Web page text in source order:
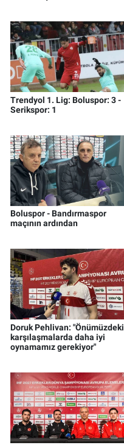
Trendyol 1. Lig: Boluspor: 3 -
Serikspor: 1
Boluspor - Bandırmaspor
maçının ardından
Doruk Pehlivan: "Önümüzdeki
karşılaşmalarda daha iyi
oynamamız gerekiyor"